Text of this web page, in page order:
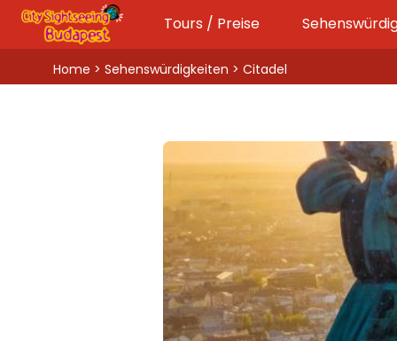
Tours / Preise
Home > Sehenswürdigkeiten > Citadel